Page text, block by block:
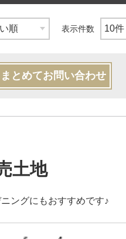
表示件数
まとめてお問い合わせ
土地
ングにもおすすめです♪